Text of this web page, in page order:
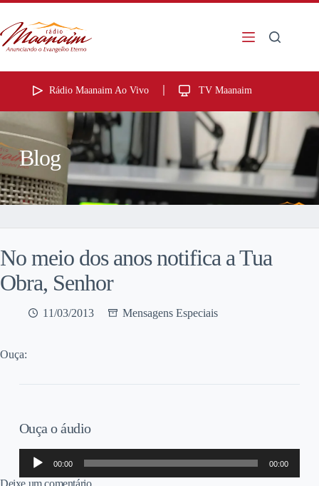
Rádio Maanaim Ao Vivo TV Maanaim
Blog
No meio dos anos notifica a Tua
Obra, Senhor
11/03/2013 Mensagens Especiais
Ouça:
Ouça o áudio
Tocador
áudio
00:00 00:00
Deixe um comentário